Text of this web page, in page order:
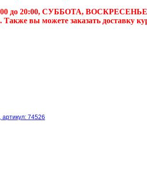
до 20:00, СУББОТА, ВОСКРЕСЕНЬЕ
Также вы можете заказать доставку
74526